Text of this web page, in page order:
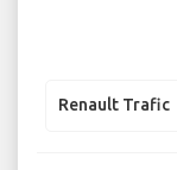
Renault Trafic